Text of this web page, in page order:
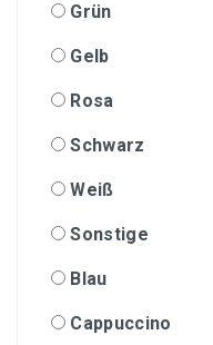
Grün
Gelb
Rosa
Schwarz
Weiß
Sonstige
Blau
Cappuccino